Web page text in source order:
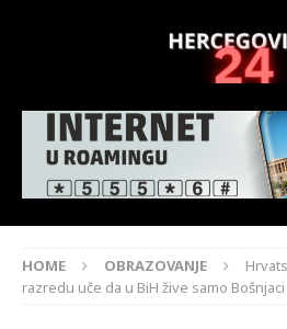
HOME OBRAZOVANJE
razredu uče da u BiH žive samo Bošnjaci